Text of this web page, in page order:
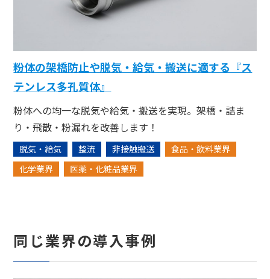
粉体の架橋防止や脱気・給気・搬送に適する『ス
テンレス多孔質体』
粉体への均一な脱気や給気・搬送を実現。架橋・詰ま
り・飛散・粉漏れを改善します！
脱気・給気 整流 非接触搬送
食品・飲料業界
化学業界
医薬・化粧品業界
同じ業界の導入事例